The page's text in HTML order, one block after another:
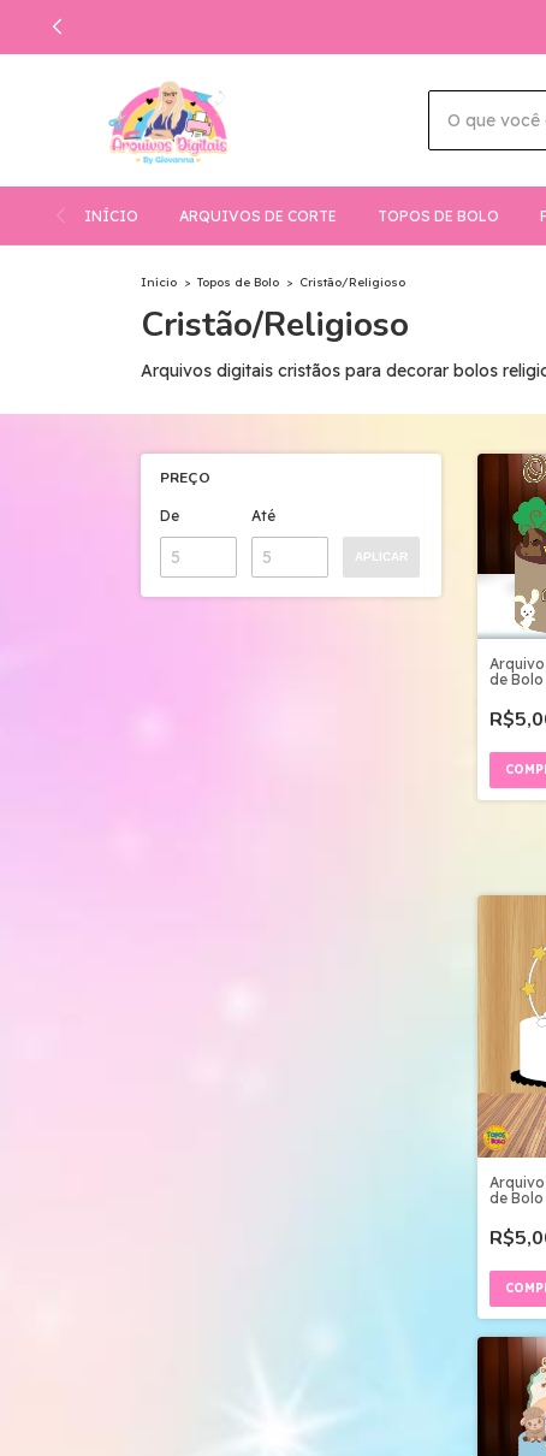
INÍCIO ARQUIVOS DE CORTE TOPOS DE BOLO
Início > Topos de Bolo > Cristão/Religioso
Cristão/Religioso
Arquivos digitais cristãos para decorar bolos
PREÇO
De Até
APLICAR
de Bolo
de Bolo